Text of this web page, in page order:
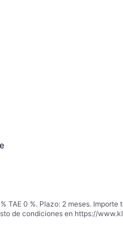
0 %. Plazo: 2 meses.
de condiciones en https://